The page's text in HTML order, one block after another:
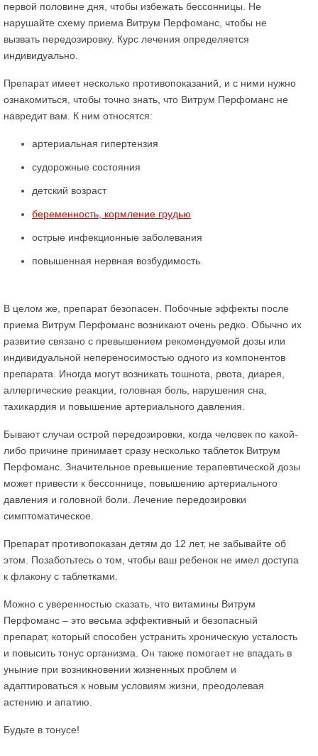
первой половине дня, чтобы избежать бессонницы. Не
нарушайте схему приема Витрум Перфоманс, чтобы не
вызвать передозировку. Курс лечения определяется
индивидуально.
Препарат имеет несколько противопоказаний, и с ними нужно
ознакомиться, чтобы точно знать, что Витрум Перфоманс не
навредит вам. К ним относятся:
артериальная гипертензия
судорожные состояния
детский возраст
беременность, кормление грудью
острые инфекционные заболевания
повышенная нервная возбудимость.
В целом же, препарат безопасен. Побочные эффекты после
приема Витрум Перфоманс возникают очень редко. Обычно их
развитие связано с превышением рекомендуемой дозы или
индивидуальной непереносимостью одного из компонентов
препарата. Иногда могут возникать тошнота, рвота, диарея,
аллергические реакции, головная боль, нарушения сна,
тахикардия и повышение артериального давления.
Бывают случаи острой передозировки, когда человек по какой-
либо причине принимает сразу несколько таблеток Витрум
Перфоманс. Значительное превышение терапевтической дозы
может привести к бессоннице, повышению артериального
давления и головной боли. Лечение передозировки
симптоматическое.
Препарат противопоказан детям до 12 лет, не забывайте об
этом. Позаботьтесь о том, чтобы ваш ребенок не имел доступа
к флакону с таблетками.
Можно с уверенностью сказать, что витамины Витрум
Перфоманс – это весьма эффективный и безопасный
препарат, который способен устранить хроническую усталость
и повысить тонус организма. Он также помогает не впадать в
уныние при возникновении жизненных проблем и
адаптироваться к новым условиям жизни, преодолевая
астению и апатию.
Будьте в тонусе!